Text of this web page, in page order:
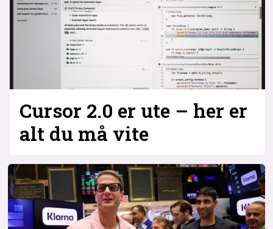
Cursor 2.0 er ute – her er
alt du må vite